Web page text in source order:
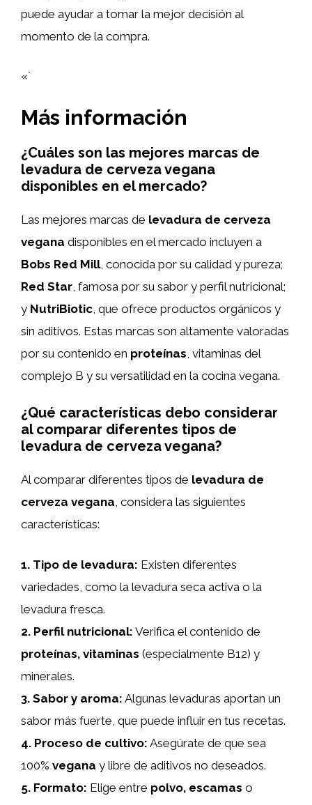
puede ayudar a tomar la mejor decisión al
momento de la compra.
«`
Más información
¿Cuáles son las mejores marcas de
levadura de cerveza vegana
disponibles en el mercado?
Las mejores marcas de levadura de cerveza
vegana disponibles en el mercado incluyen a
Bobs Red Mill, conocida por su calidad y pureza;
Red Star , famosa por su sabor y perfil nutricional;
y NutriBiotic , que ofrece productos orgánicos y
sin aditivos. Estas marcas son altamente valoradas
por su contenido en proteínas , vitaminas del
complejo B y su versatilidad en la cocina vegana.
¿Qué características debo considerar
al comparar diferentes tipos de
levadura de cerveza vegana?
Al comparar diferentes tipos de levadura de
cerveza vegana, considera las siguientes
características:
1. Tipo de levadura: Existen diferentes
variedades, como la levadura seca activa o la
levadura fresca.
2. Perfil nutricional: Verifica el contenido de
proteínas, vitaminas (especialmente B12) y
minerales.
3. Sabor y aroma: Algunas levaduras aportan un
sabor más fuerte, que puede influir en tus recetas.
4. Proceso de cultivo: Asegúrate de que sea
100% vegana y libre de aditivos no deseados.
5. Formato: Elige entre polvo, escamas o